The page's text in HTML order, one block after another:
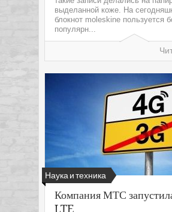
выделанной коже. На
блокнот moleskine пользуется
популярн...
Наука и техника
Компания МТС
LTE